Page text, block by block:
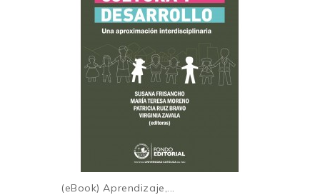
Flavio Figallo Rivadeneyra
Sobre los autores
(eBook) Aprendizaje,...